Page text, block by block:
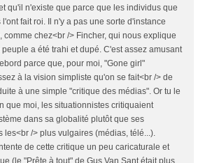
qu'il n'existe que parce que les individus que
fait roi. Il n'y a pas une sorte d'instance
comme chez<br /> Fincher, qui nous explique
a été trahi et dupé. C'est assez amusant
parce que, pour moi, "Gone girl"
à la vision simpliste qu'on se fait<br /> de
à une simple "critique des médias". Or tu le
que moi, les situationnistes critiquaient
dans sa globalité plutôt que ses
les<br /> plus vulgaires (médias, télé...).
de cette critique un peu caricaturale et
(le "Prête à tout" de Gus Van Sant était plus